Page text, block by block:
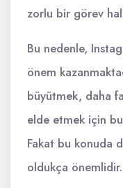
zorlu bir görev
Bu nedenle,
önem
büyütmek, daha
elde etmek için
Fakat bu konuda
oldukça önemlidir.